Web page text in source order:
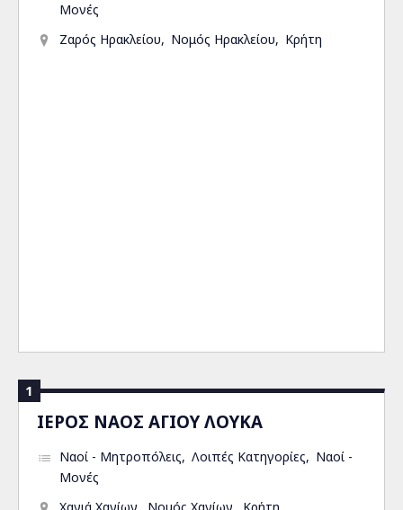
Μονές
Ζαρός Ηρακλείου
Νομός Ηρακλείου Κρήτη
1
ΙΕΡΟΣ ΝΑΟΣ ΑΓΙΟΥ ΛΟΥΚΑ
Ναοί - Μητροπόλεις Λοιπές Κατηγορίες
Ναοί -
Μονές